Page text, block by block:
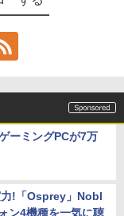
ーミングPCが7万
力!「Osprey」Nobl
ン4機種を一気に聴